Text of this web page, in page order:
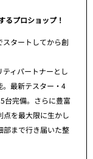
るプロショップ！
タートしてから創
ィパートナーとし
。最新テスター・4
台完備。さらに豊富
点を最大限に生かし
部まで行き届いた整